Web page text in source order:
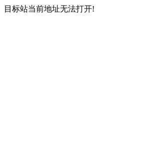
目标站当前地址无法打开!